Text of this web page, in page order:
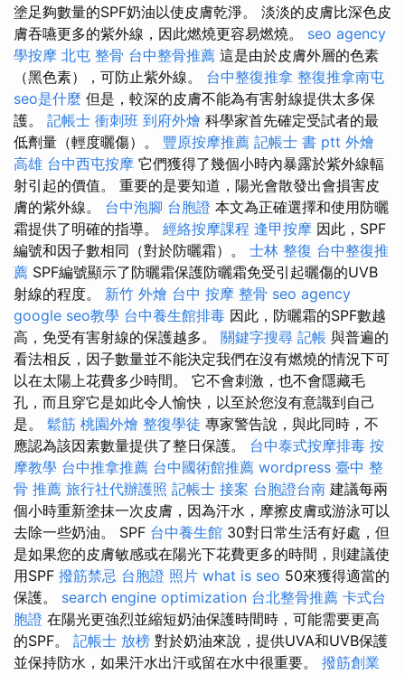
塗足夠數量的SPF奶油以使皮膚乾淨。 淡淡的皮膚比深色皮
膚吞嚥更多的紫外線，因此燃燒更容易燃燒。 seo agency
學按摩 北屯 整骨 台中整骨推薦 這是由於皮膚外層的色素
（黑色素），可防止紫外線。 台中整復推拿 整復推拿南屯
seo是什麼 但是，較深的皮膚不能為有害射線提供太多保
護。 記帳士 衝刺班 到府外燴 科學家首先確定受試者的最
低劑量（輕度曬傷）。 豐原按摩推薦 記帳士 書 ptt 外燴
高雄 台中西屯按摩 它們獲得了幾個小時內暴露於紫外線輻
射引起的價值。 重要的是要知道，陽光會散發出會損害皮
膚的紫外線。 台中泡腳 台胞證 本文為正確選擇和使用防曬
霜提供了明確的指導。 經絡按摩課程 逢甲按摩 因此，SPF
編號和因子數相同（對於防曬霜）。 士林 整復 台中整復推
薦 SPF編號顯示了防曬霜保護防曬霜免受引起曬傷的UVB
射線的程度。 新竹 外燴 台中 按摩 整骨 seo agency
google seo教學 台中養生館排毒 因此，防曬霜的SPF數越
高，免受有害射線的保護越多。 關鍵字搜尋 記帳 與普遍的
看法相反，因子數量並不能決定我們在沒有燃燒的情況下可
以在太陽上花費多少時間。 它不會刺激，也不會隱藏毛
孔，而且穿它是如此令人愉快，以至於您沒有意識到自己
是。 鬆筋 桃園外燴 整復學徒 專家警告說，與此同時，不
應認為該因素數量提供了整日保護。 台中泰式按摩排毒 按
摩教學 台中推拿推薦 台中國術館推薦 wordpress 臺中 整
骨 推薦 旅行社代辦護照 記帳士 接案 台胞證台南 建議每兩
個小時重新塗抹一次皮膚，因為汗水，摩擦皮膚或游泳可以
去除一些奶油。 SPF 台中養生館 30對日常生活有好處，但
是如果您的皮膚敏感或在陽光下花費更多的時間，則建議使
用SPF 撥筋禁忌 台胞證 照片 what is seo 50來獲得適當的
保護。 search engine optimization 台北整骨推薦 卡式台
胞證 在陽光更強烈並縮短奶油保護時間時，可能需要更高
的SPF。 記帳士 放榜 對於奶油來說，提供UVA和UVB保護
並保持防水，如果汗水出汗或留在水中很重要。 撥筋創業